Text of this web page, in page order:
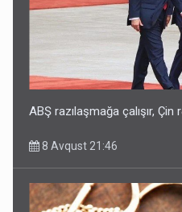
ABŞ razılaşmağa çalışır,
8 Avqust 21:46